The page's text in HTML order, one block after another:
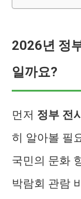
2026년 정
일까요?
먼저 정부 전
히 알아볼 필
국민의 문화
박람회 관람